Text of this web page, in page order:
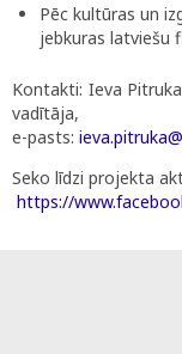
Pēc kultūras un
jebkuras latviešu
Kontakti: Ieva
vadītāja,
e-pasts:
Seko līdzi projekta
https://